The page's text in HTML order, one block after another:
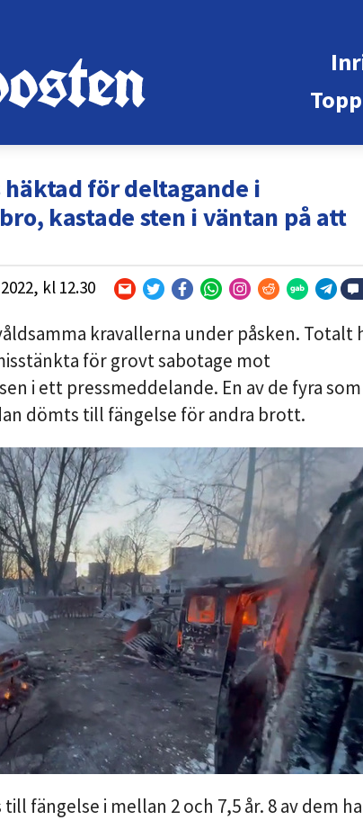
häktad för deltagande i
kastade sten i väntan på att
kl 12.30
kravallerna under påsken. Totalt
för grovt sabotage mot
i ett pressmeddelande. En av de fyra som
dömts till fängelse för andra brott.
fängelse i mellan 2 och 7,5 år. 8 av dem